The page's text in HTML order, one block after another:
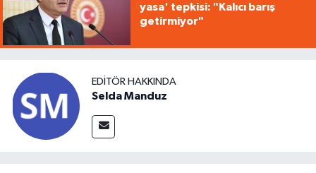
yasa' tepkisi: "Kalıcı barış
getirmiyor"
EDITÖR HAKKINDA
Selda Manduz